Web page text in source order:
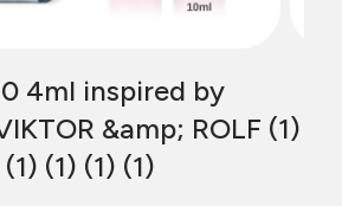
4ml inspired by
&amp; ROLF (1)
(1) (1) (1)